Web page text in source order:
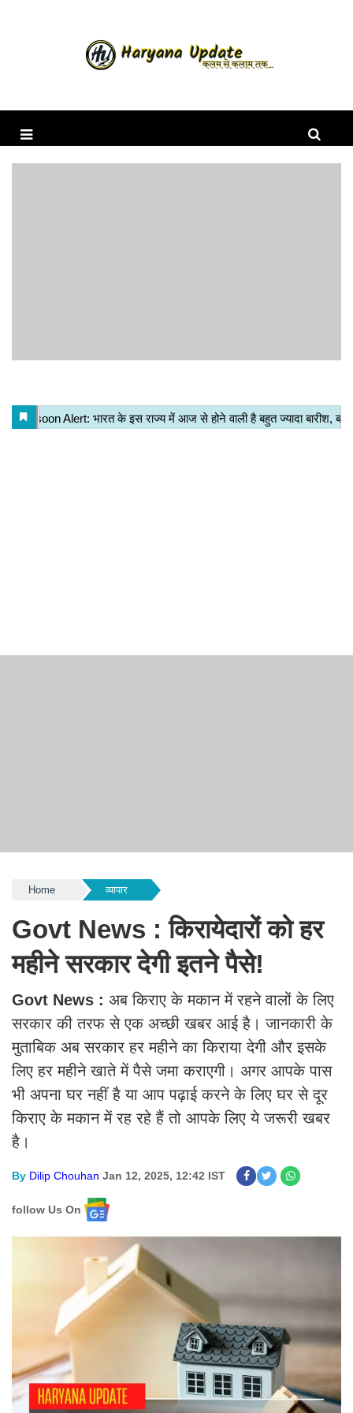
Home व्यापार
Govt News : किरायेदारों को हर
महीने सरकार देगी इतने पैसे!
Govt News : अब किराए के मकान में रहने वालों के लिए
सरकार की तरफ से एक अच्छी खबर आई है। जानकारी के
मुताबिक अब सरकार हर महीने का किराया देगी और इसके
लिए हर महीने खाते में पैसे जमा कराएगी। अगर आपके पास
भी अपना घर नहीं है या आप पढ़ाई करने के लिए घर से दूर
किराए के मकान में रह रहे हैं तो आपके लिए ये जरूरी खबर
है।
By Dilip Chouhan Jan 12, 2025, 12:42 IST
follow Us On